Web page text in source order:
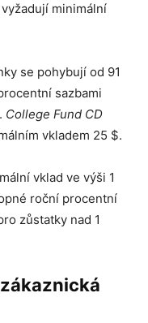
minimální
se pohybují od 91
sazbami
College Fund CD
vkladem 25 $.
vklad ve výši 1
roční procentní
zůstatky nad 1